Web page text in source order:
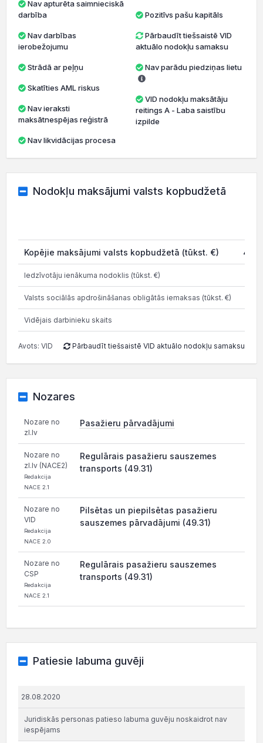
darbība
ierobežojumu
Strādā ar peļņu
Skatīties AML riskus
maksātnespējas reģistrā
Nav likvidācijas procesa
Pozitīvs pašu kapitāls
Pārbaudīt tiešsaistē VID
aktuālo nodokļu samaksu
Nav parādu piedziņas lietu
VID nodokļu maksātāju
reitings A - Laba saistību
izpilde
Nodokļu maksājumi valsts kopbudžetā
Kopējie maksājumi valsts kopbudžetā (tūkst. €)
Iedzīvotāju ienākuma nodoklis (tūkst. €)
Valsts sociālās apdrošināšanas obligātās iemaksas (tūkst. €)
Vidējais darbinieku skaits
Avots: VID Pārbaudīt tiešsaistē VID aktuālo nodokļu samaksu
Nozares
Nozare no
zl.lv
Pasažieru pārvadājumi
Nozare no
zl.lv (NACE2)
Redakcija
NACE 2.1
Regulārais pasažieru sauszemes
transports (49.31)
Nozare no
VID
Redakcija
NACE 2.0
Pilsētas un piepilsētas pasažieru
sauszemes pārvadājumi (49.31)
Nozare no
CSP
Redakcija
NACE 2.1
Regulārais pasažieru sauszemes
transports (49.31)
Patiesie labuma guvēji
28.08.2020
Juridiskās personas patieso labuma guvēju noskaidrot nav
iespējams